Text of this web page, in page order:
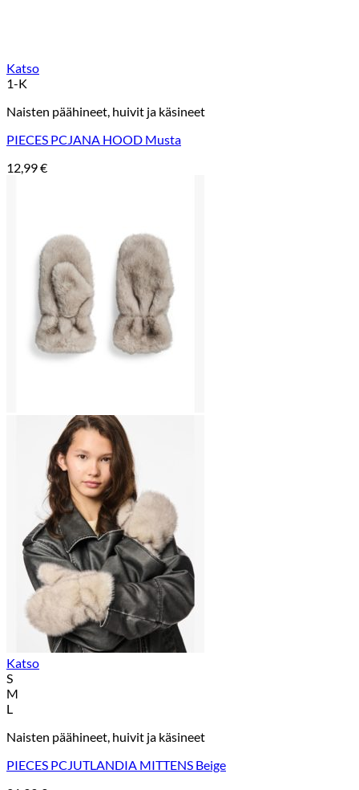
Katso
1-K
Naisten päähineet, huivit ja käsineet
PIECES PCJANA HOOD Musta
12,99€
Katso
S
M
L
Naisten päähineet, huivit ja käsineet
PIECES PCJUTLANDIA MITTENS Beige